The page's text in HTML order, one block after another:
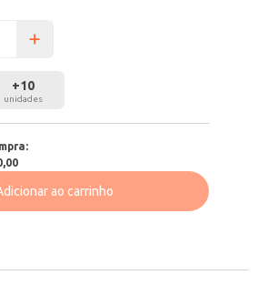
+10
unidades
ao carrinho